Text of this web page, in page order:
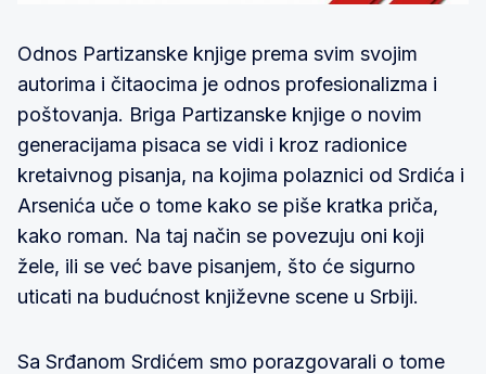
Odnos Partizanske knjige prema svim svojim
autorima i čitaocima je odnos profesionalizma i
poštovanja. Briga Partizanske knjige o novim
generacijama pisaca se vidi i kroz radionice
kretaivnog pisanja, na kojima polaznici od Srdića i
Arsenića uče o tome kako se piše kratka priča,
kako roman. Na taj način se povezuju oni koji
žele, ili se već bave pisanjem, što će sigurno
uticati na budućnost književne scene u Srbiji.
Sa Srđanom Srdićem smo porazgovarali o tome